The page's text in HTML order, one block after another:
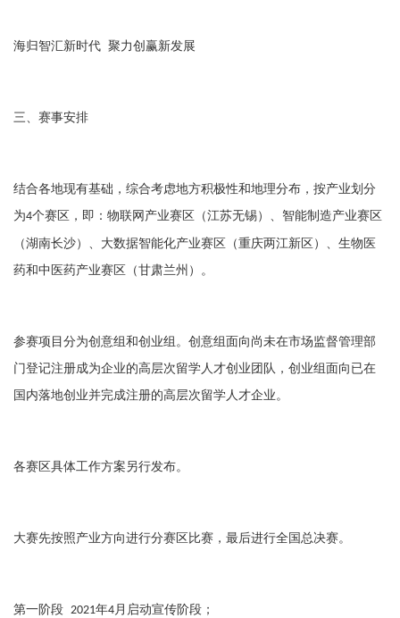
海归智汇新时代 聚力创赢新发展
三、赛事安排
结合各地现有基础，综合考虑地方积极性和地理分布，按产业划分
为4个赛区，即：物联网产业赛区（江苏无锡）、智能制造产业赛区
（湖南长沙）、大数据智能化产业赛区（重庆两江新区）、生物医
药和中医药产业赛区（甘肃兰州）。
参赛项目分为创意组和创业组。创意组面向尚未在市场监督管理部
门登记注册成为企业的高层次留学人才创业团队，创业组面向已在
国内落地创业并完成注册的高层次留学人才企业。
各赛区具体工作方案另行发布。
大赛先按照产业方向进行分赛区比赛，最后进行全国总决赛。
第一阶段 2021年4月启动宣传阶段；